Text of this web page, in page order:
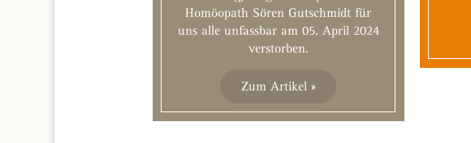
Homöopath Sören Gutschmidt für
uns alle unfassbar am 05. April 2024
verstorben.
Zum Artikel »